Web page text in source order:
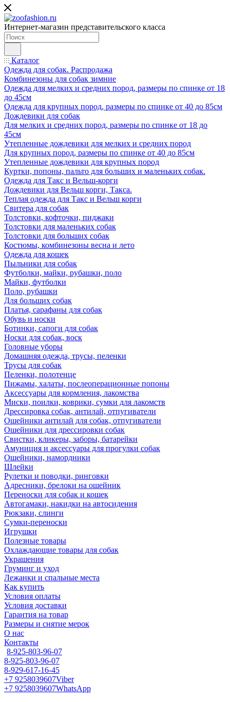
Интернет-магазин представительского класса
Каталог
Одежда для собак. Распродажа
Комбинезоны для собак зимние
Одежда для мелких и средних пород, размеры по спинке от 18
до 45см
Одежда для крупных пород, размеры по спинке от 40 до 85см
Дождевики для собак
Для мелких и средних пород, размеры по спинке от 18 до
45см
Утепленные дождевики для мелких и средних пород
Для крупных пород, размеры по спинке от 40 до 85см
Утепленные дождевики для крупных пород
Куртки, попоны, пальто для больших и маленьких собак.
Одежда для Такс и Вельш-корги
Дождевики для Вельш корги, Такса.
Теплая одежда для Такс и Вельш корги
Свитера для собак
Толстовки, кофточки, пиджаки
Толстовки для маленьких собак
Толстовки для больших собак
Костюмы, комбинезоны весна и лето
Одежда для кошек
Пыльники для собак
Футболки, майки, рубашки, поло
Майки, футболки
Поло, рубашки
Для больших собак
Платья, сарафаны для собак
Обувь и носки
Ботинки, сапоги для собак
Носки для собак, воск
Головные уборы
Домашняя одежда, трусы, пеленки
Трусы для собак
Пеленки, полотенце
Пижамы, халаты, послеоперационные попоны
Аксессуары для кормления, лакомства
Миски, поилки, коврики, сумки для лакомств
Дрессировка собак, антилай, отпугиватели
Ошейники антилай для собак, отпугиватели
Ошейники для дрессировки собак
Свистки, кликеры, заборы, батарейки
Амуниция и аксессуары для прогулки собак
Ошейники, намордники
Шлейки
Рулетки и поводки, ринговки
Адресники, брелоки на ошейник
Переноски для собак и кошек
Автогамаки, накидки на автосидения
Рюкзаки, слинги
Сумки-переноски
Игрушки
Полезные товары
Охлаждающие товары для собак
Украшения
Груминг и уход
Лежанки и спальные места
Как купить
Условия оплаты
Условия доставки
Гарантия на товар
Размеры и снятие мерок
О нас
Контакты
8-925-803-96-07
8-925-803-96-07
8-929-617-16-45
+7 9258039607Viber
+7 9258039607WhatsApp